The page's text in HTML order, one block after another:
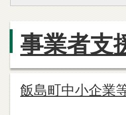
事業者支
飯島町中小企業